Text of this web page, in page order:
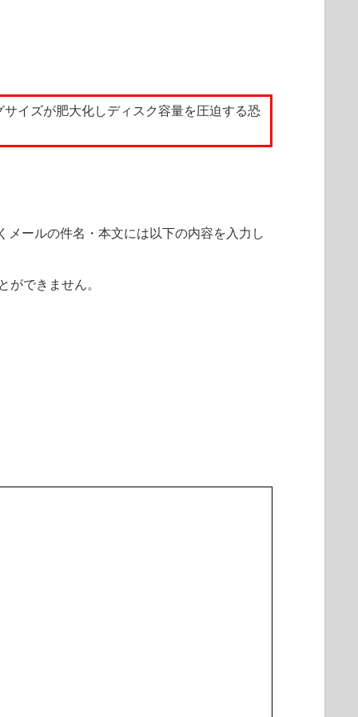
イズが肥大化しディスク容量を圧迫する恐
ールの件名・本文には以下の内容を入力し
ができません。